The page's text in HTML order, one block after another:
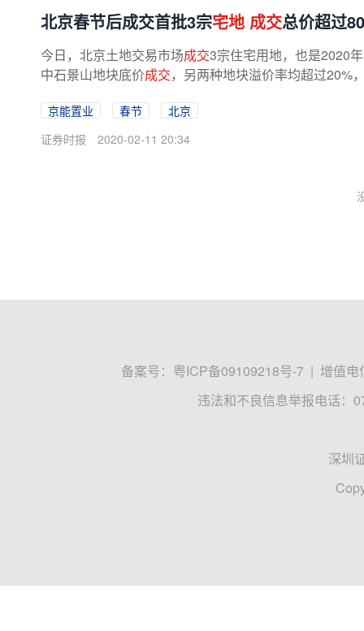
北京春节后成交首批3宗宅地 成交总价超过
今日，北京土地交易市场成交3宗住宅用地，也是2020
中石景山地块底价成交，另两种地块溢价率均超过20%
京能置业 春节
北京
证券时报
2020-02-11 20:34
备案号： 粤ICP备09109218号-7 | 增值电
违法和不良信息举报电话：
深圳